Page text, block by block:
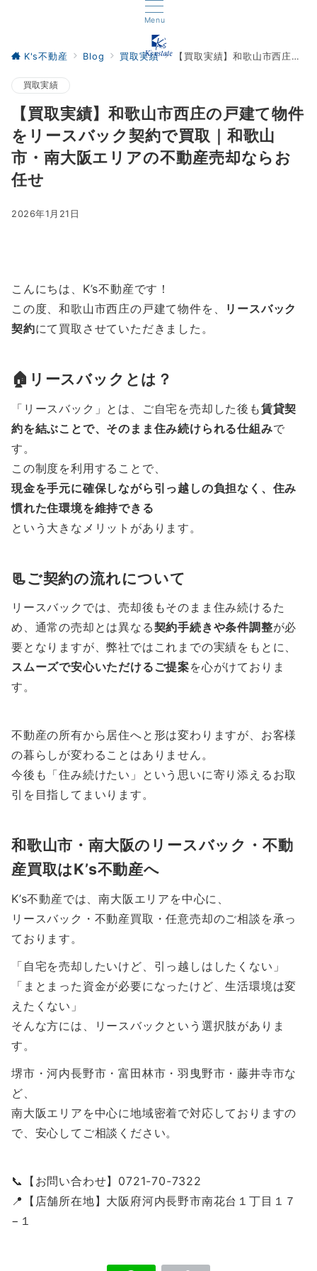
Menu
K's不動産 Blog 買取実績 【買取実績】和歌山市西庄の戸建て物件をリースバック契約で買取｜和歌山市・南大阪エリアの不動産売却ならお任せ
買取実績
【買取実績】和歌山市西庄の戸建て物件
をリースバック契約で買取｜和歌山
市・南大阪エリアの不動産売却ならお
任せ
2026年1月21日
こんにちは、K’s不動産です！
この度、和歌山市西庄の戸建て物件を、
リースバック
契約にて買取させていただきました。
🏠リースバックとは？
「リースバック」とは、ご自宅を売却した後も賃貸契
約を結ぶことで、そのまま住み続けられる仕組みで
す。
この制度を利用することで、
現金を手元に確保しながら引っ越しの負担なく、住み
慣れた住環境を維持できる
という大きなメリットがあります。
📃ご契約の流れについて
リースバックでは、売却後もそのまま住み続けるた
め、通常の売却とは異なる契約手続きや条件調整が必
要となりますが、弊社ではこれまでの実績をもとに、
スムーズで安心いただけるご提案を心がけておりま
す。
不動産の所有から居住へと形は変わりますが、お客様
の暮らしが変わることはありません。
今後も「住み続けたい」という思いに寄り添えるお取
引を目指してまいります。
和歌山市・南大阪のリースバック・不動
産買取はK’s不動産へ
K’s不動産では、南大阪エリアを中心に、
リースバック・不動産買取・任意売却のご相談を承っ
ております。
「自宅を売却したいけど、引っ越しはしたくない」
「まとまった資金が必要になったけど、生活環境は変
えたくない」
そんな方には、リースバックという選択肢がありま
す。
堺市・河内長野市・富田林市・羽曳野市・藤井寺市な
ど、
南大阪エリアを中心に地域密着で対応しておりますの
で、安心してご相談ください。
📞【お問い合わせ】0721-70-7322
📍【店舗所在地】大阪府河内長野市南花台１丁目１７
−１